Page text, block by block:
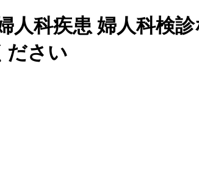
科疾患 婦人科検
ださい